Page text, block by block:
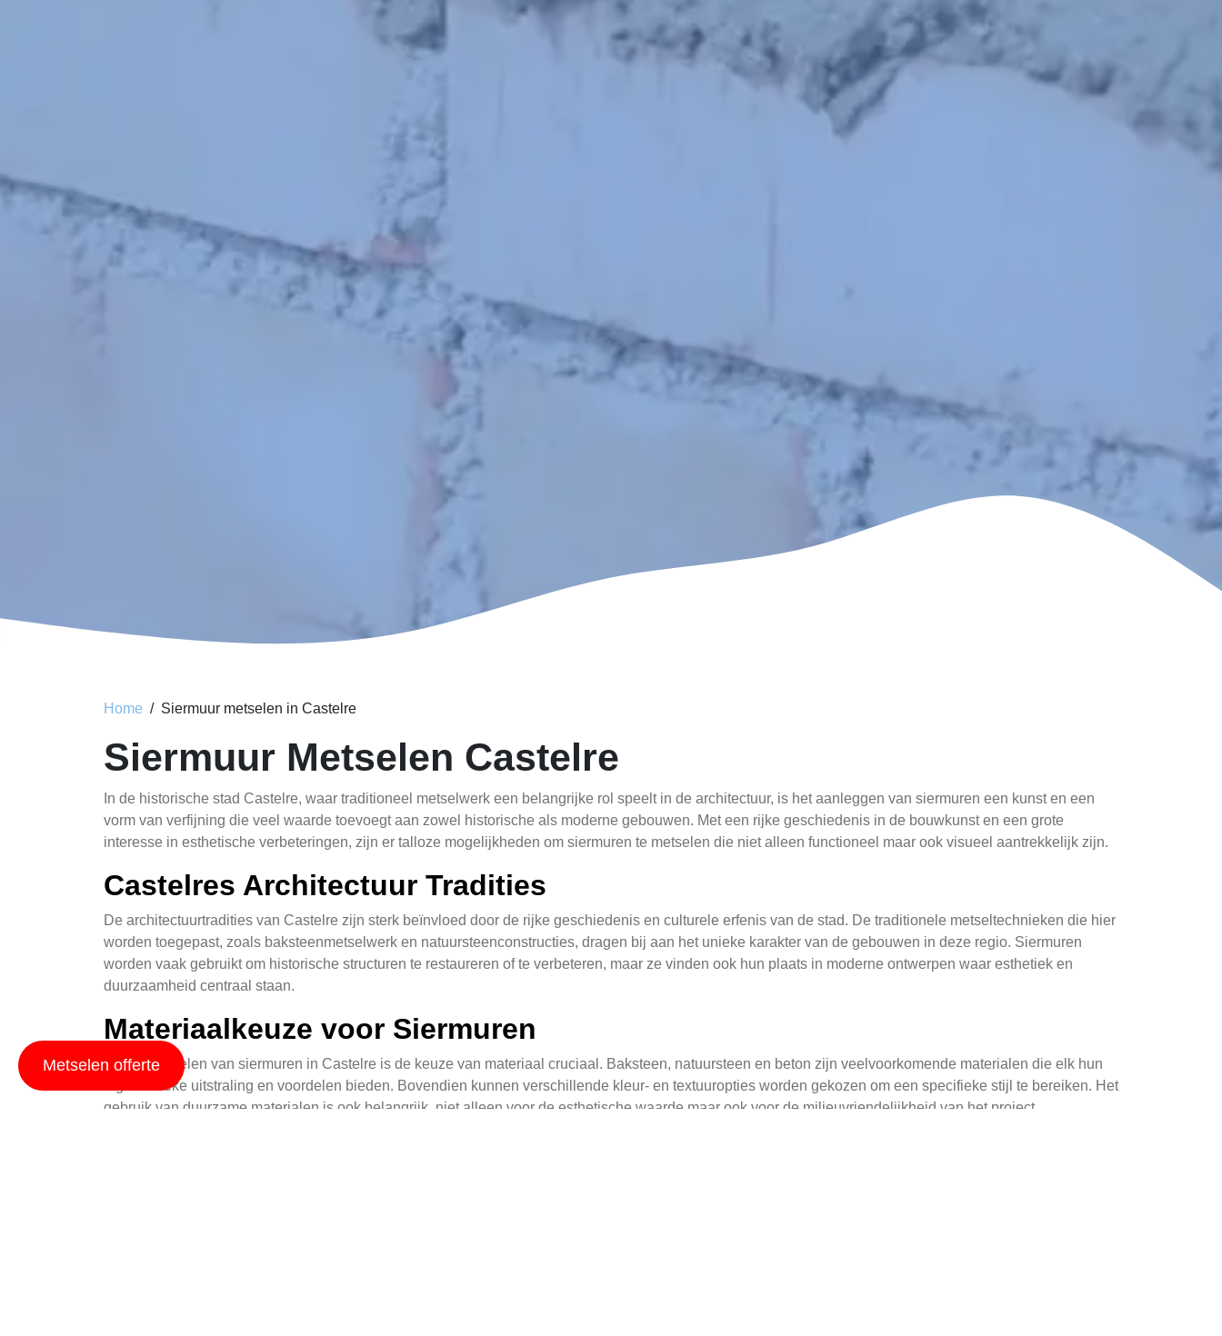
Home Siermuur metselen in Castelre
Siermuur Metselen Castelre
In de historische stad Castelre, waar traditioneel metselwerk een belangrijke rol speelt in de architectuur, is het aanleggen van siermuren een kunst en een
vorm van verfijning die veel waarde toevoegt aan zowel historische als moderne gebouwen. Met een rijke geschiedenis in de bouwkunst en een grote
interesse in esthetische verbeteringen, zijn er talloze mogelijkheden om siermuren te metselen die niet alleen functioneel maar ook visueel aantrekkelijk zijn.
Castelres Architectuur Tradities
De architectuurtradities van Castelre zijn sterk beïnvloed door de rijke geschiedenis en culturele erfenis van de stad. De traditionele metseltechnieken die hier
worden toegepast, zoals baksteenmetselwerk en natuursteenconstructies, dragen bij aan het unieke karakter van de gebouwen in deze regio. Siermuren
worden vaak gebruikt om historische structuren te restaureren of te verbeteren, maar ze vinden ook hun plaats in moderne ontwerpen waar esthetiek en
duurzaamheid centraal staan.
Materiaalkeuze voor Siermuren
Bij het metselen van siermuren in Castelre is de keuze van materiaal cruciaal. Baksteen, natuursteen en beton zijn veelvoorkomende materialen die elk hun
eigen unieke uitstraling en voordelen bieden. Bovendien kunnen verschillende kleur- en textuuropties worden gekozen om een specifieke stijl te bereiken. Het
gebruik van duurzame materialen is ook belangrijk, niet alleen voor de esthetische waarde maar ook voor de milieuvriendelijkheid van het project.
Metselen offerte